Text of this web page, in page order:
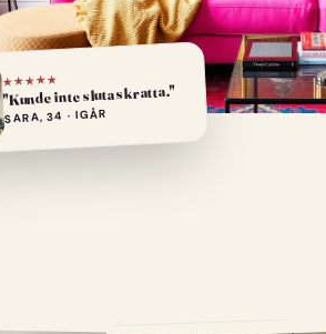
★★★★★
"Kunde inte sluta skratta."
SARA, 34 · IGÅR